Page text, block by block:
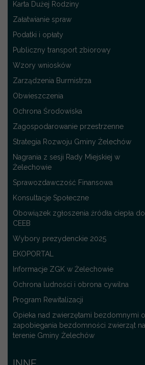
Karta Dużej Rodziny
Załatwianie spraw
Podatki i opłaty
Publiczny transport zbiorowy
Wzory wniosków
Zarządzenia Burmistrza
Obwieszczenia
Ochrona Środowiska
Zagospodarowanie przestrzenne
Strategia Rozwoju Gminy Żelechów
Nagrania z sesji Rady Miejskiej w
Żelechowie
Sprawozdawczość Finansowa
Konsultacje Społeczne
Obowiązek zgłoszenia źródła ciepła do
CEEB
Wybory prezydenckie 2025
EKOPORTAL
Informacje ZGK w Żelechowie
Ochrona ludności i obrona cywilna
Program Rewitalizacji
Opieka nad zwierzętami bezdomnymi
zapobiegania bezdomności zwierząt na
terenie Gminy Żelechów